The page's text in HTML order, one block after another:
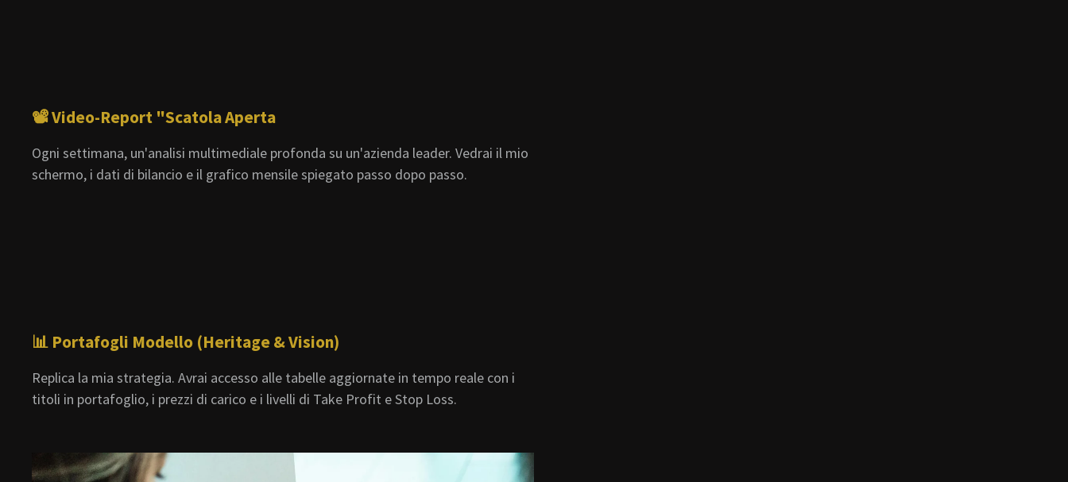
📽️ Video-Report "Scatola Aperta
Ogni settimana, un'analisi multimediale profonda su un'azienda leader. Vedrai il mio
schermo, i dati di bilancio e il grafico mensile spiegato passo dopo passo.
📊 Portafogli Modello (Heritage & Vision)
Replica la mia strategia. Avrai accesso alle tabelle aggiornate in tempo reale con i
titoli in portafoglio, i prezzi di carico e i livelli di Take Profit e Stop Loss.